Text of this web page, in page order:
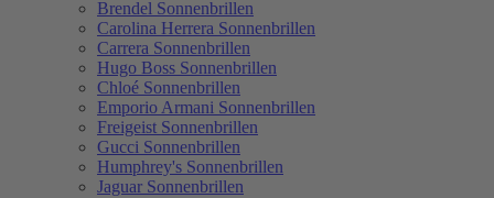
Brendel Sonnenbrillen
Carolina Herrera Sonnenbrillen
Carrera Sonnenbrillen
Hugo Boss Sonnenbrillen
Chloé Sonnenbrillen
Emporio Armani Sonnenbrillen
Freigeist Sonnenbrillen
Gucci Sonnenbrillen
Humphrey's Sonnenbrillen
Jaguar Sonnenbrillen